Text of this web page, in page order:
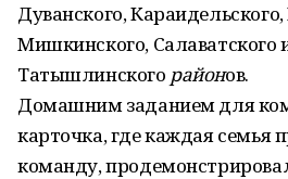
Дуванского,
Мишкинского, Салаватского
Татышлинского районов.
Домашним заданием для
карточка, где каждая семья
команду,